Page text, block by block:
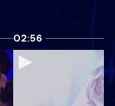
02:56